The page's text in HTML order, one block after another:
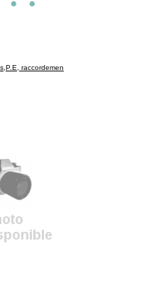
raccordemen